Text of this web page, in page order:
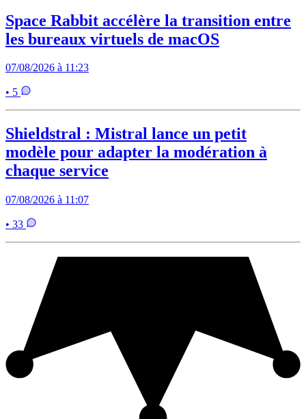
Space Rabbit accélère la transition entre
les bureaux virtuels de macOS
07/08/2026 à 11:23
• 5
Shieldstral : Mistral lance un petit
modèle pour adapter la modération à
chaque service
07/08/2026 à 11:07
• 33